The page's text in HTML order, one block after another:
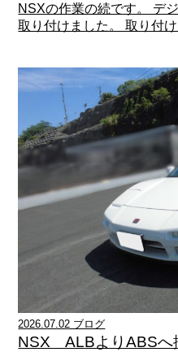
NSXの作業の続です。 デ
取り付けました。 取り付
2026.07.02 ブログ
NSX ALBよりABSへ